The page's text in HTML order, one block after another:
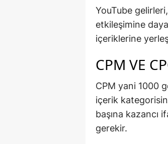
YouTube
etkileşimine
içeriklerine
CPM VE
CPM yani 1000
içerik
başına kazancı
gerekir.